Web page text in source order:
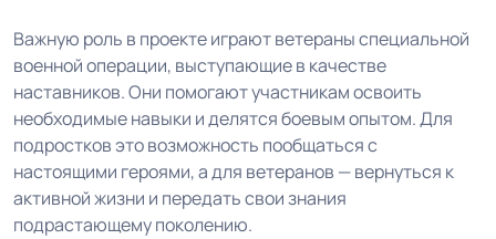
Важную роль в проекте играют ветераны специальной
военной операции, выступающие в качестве
наставников. Они помогают участникам освоить
необходимые навыки и делятся боевым опытом. Для
подростков это возможность пообщаться с
настоящими героями, а для ветеранов — вернуться к
активной жизни и передать свои знания
подрастающему поколению.